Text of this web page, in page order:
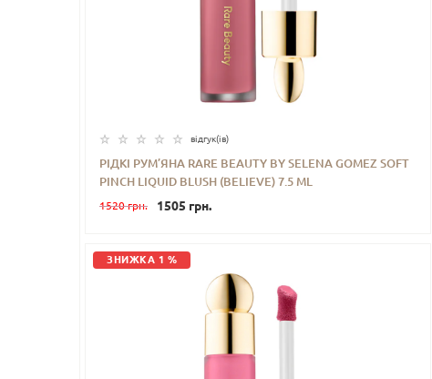
відгук(iв)
РІДКІ РУМ’ЯНА RARE BEAUTY BY SELENA GOMEZ SOFT
PINCH LIQUID BLUSH (BELIEVE) 7.5 ML
1520 грн. 1505 грн.
ЗНИЖКА 1 %